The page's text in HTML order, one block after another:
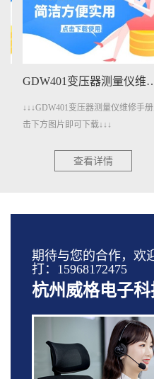
GDW401变压器测量仪维修手册下载
↓↓↓GDW401变压器测量仪维修手册点
击下方图片即可下载↓↓↓
查看详情
期待与您的合作，欢
打：15968172475
杭州威格电子